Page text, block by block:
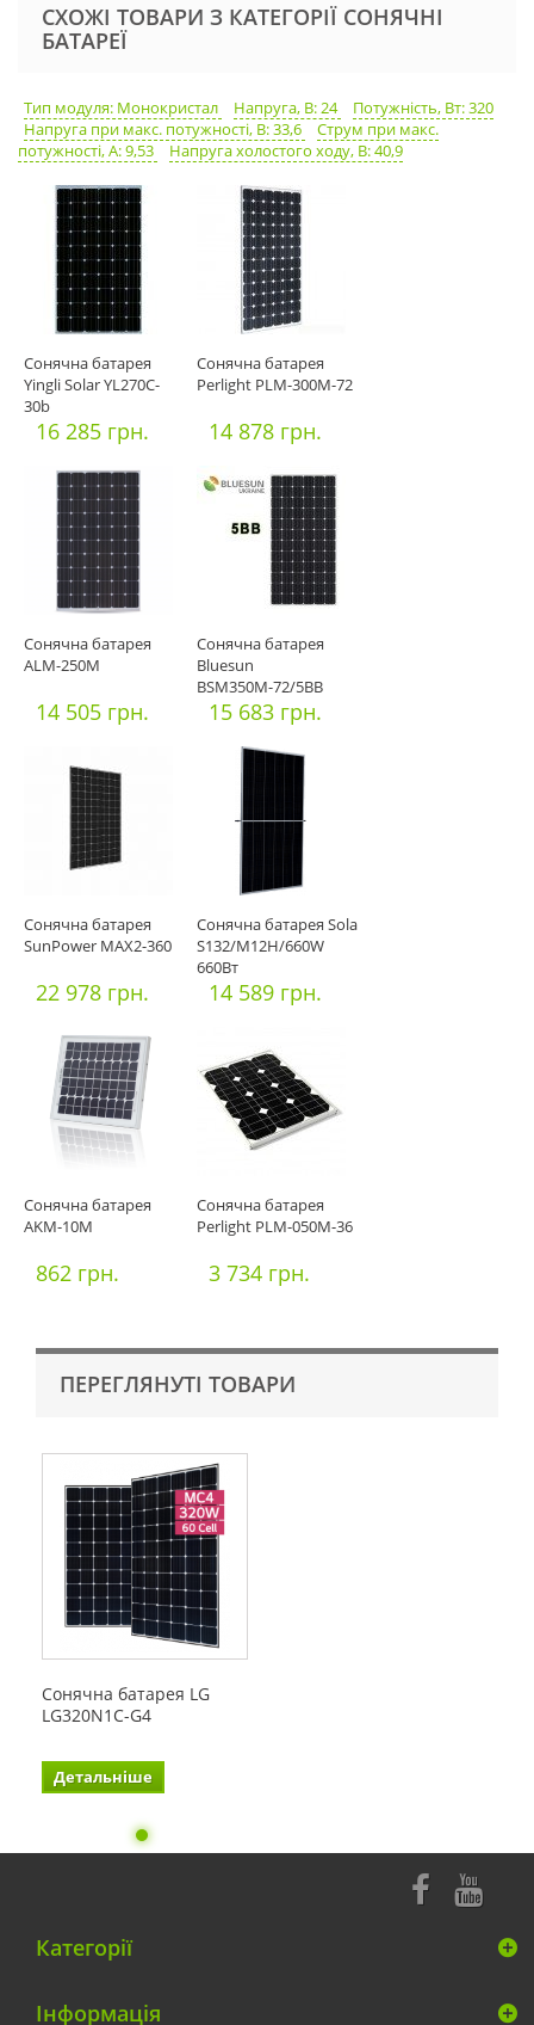
СХОЖІ ТОВАРИ З КАТЕГОРІЇ СОНЯЧНІ
БАТАРЕЇ
Тип модуля: Монокристал Напруга, В: 24
Потужність, Вт: 320
Напруга при макс. потужності, В: 33,6
Струм при макс.
потужності, А: 9,53
Напруга холостого ходу, В: 40,9
Сонячна батарея
Yingli Solar YL270C-
30b
16 285 грн.
Сонячна батарея
Perlight PLM-300М-72
14 878 грн.
Сонячна батарея
ALM-250M
14 505 грн.
Сонячна батарея
Bluesun
BSM350М-72/5BB
15 683 грн.
Сонячна батарея
SunPower MAX2-360
22 978 грн.
Сонячна батарея Sola
S132/M12H/660W
660Вт
14 589 грн.
Сонячна батарея
AKM-10M
862 грн.
Сонячна батарея
Perlight PLM-050М-36
3 734 грн.
ПЕРЕГЛЯНУТІ ТОВАРИ
Сонячна батарея LG
LG320N1C-G4
Детальніше
Категорії
Інформація